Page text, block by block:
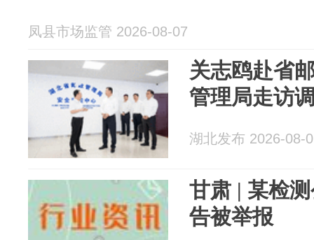
凤县市场监管 2026-08-07
关志鸥赴省
管理局走访
湖北发布 2026-08-
甘肃 | 某检
告被举报